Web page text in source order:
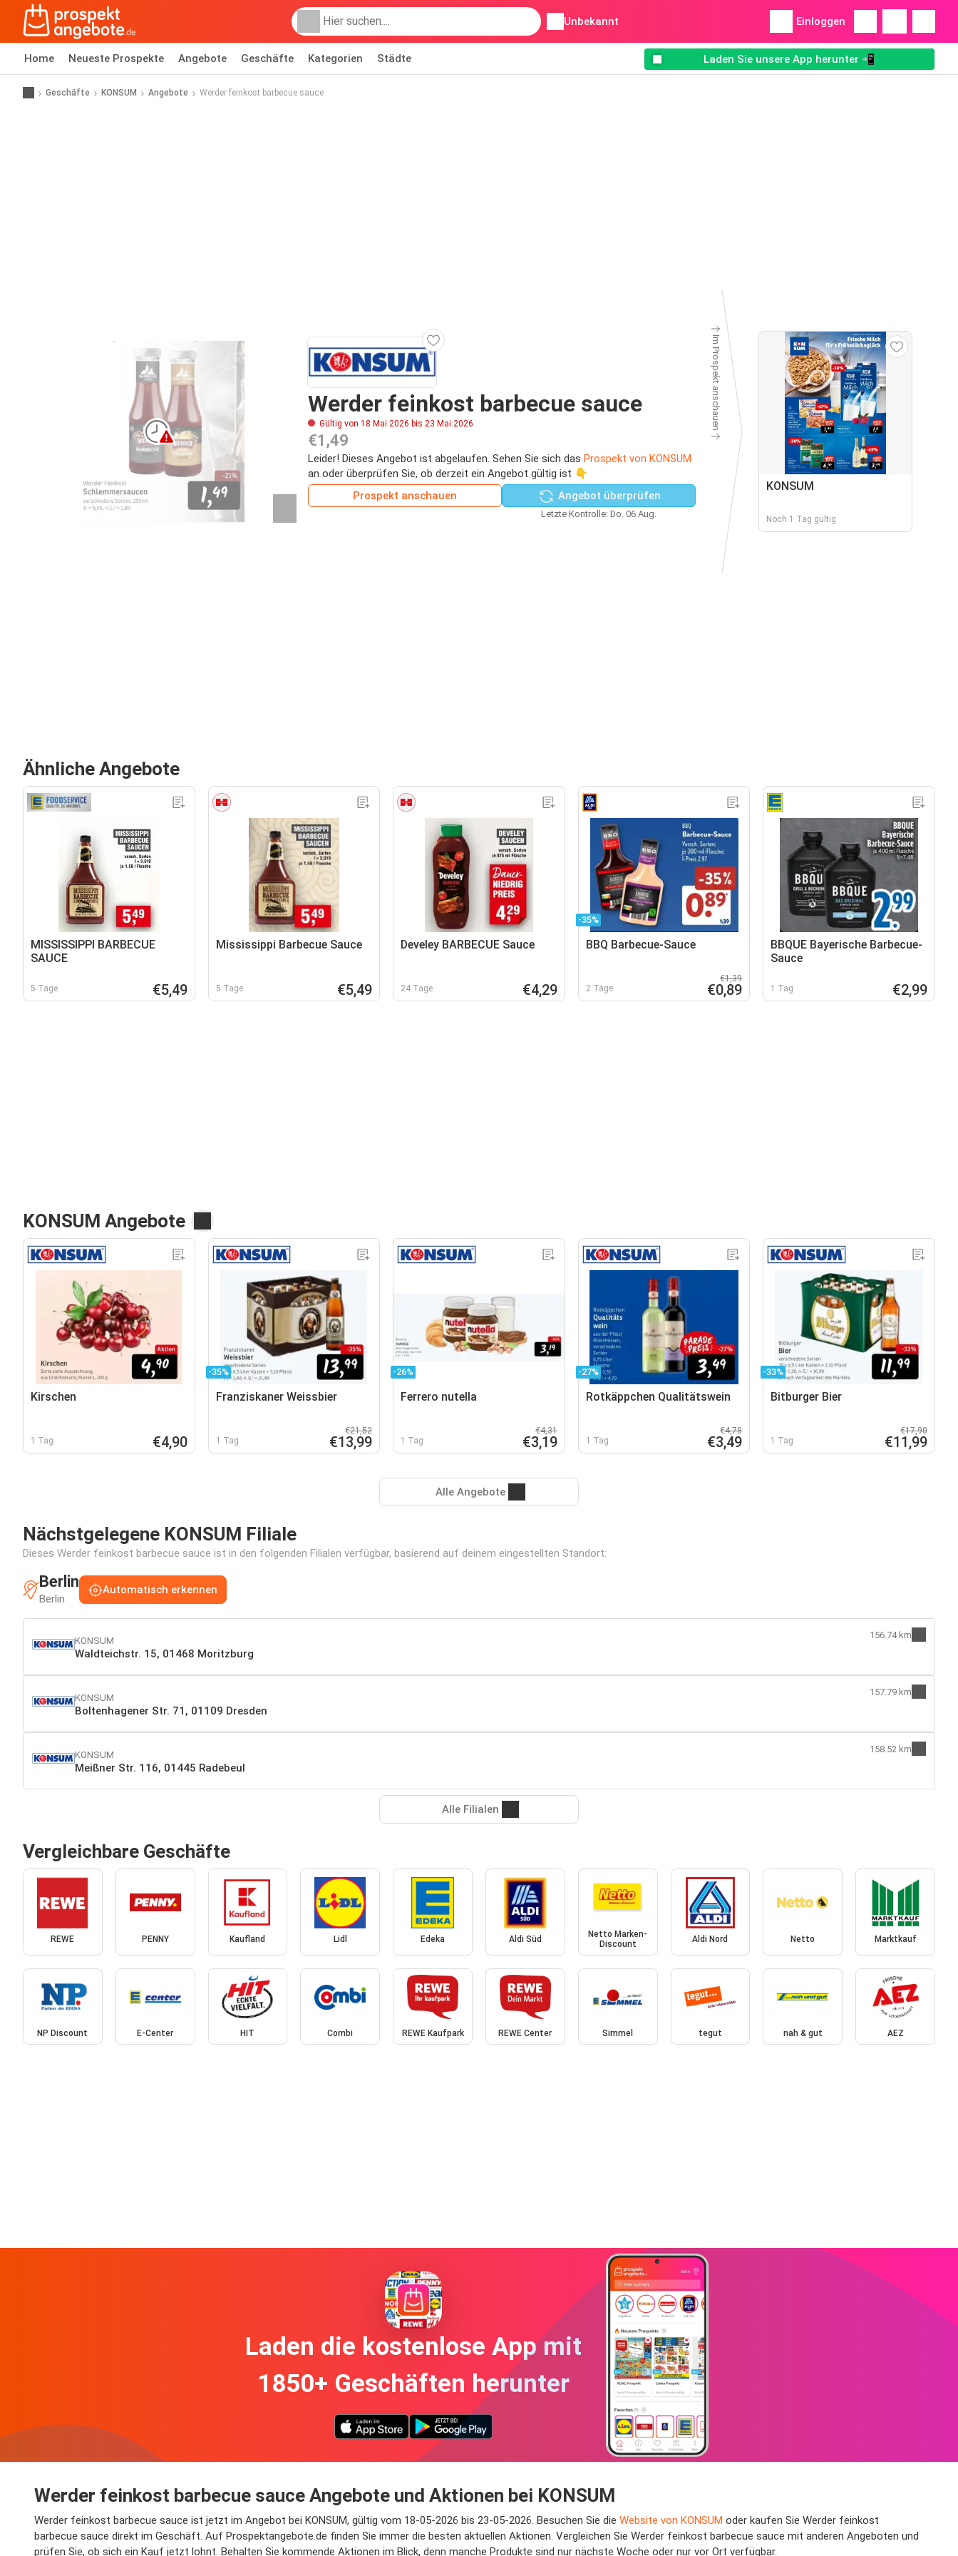
Unbekannt Einloggen
Home Neueste Prospekte Angebote Geschäfte Kategorien Städte Laden Sie unsere App herunter 📲
Geschäfte KONSUM Angebote Werder feinkost barbecue sauce
Werder feinkost barbecue sauce
Gültig von 18 Mai 2026 bis 23 Mai 2026
€1,49
Leider! Dieses Angebot ist abgelaufen. Sehen Sie sich das Prospekt von KONSUM
an oder überprüfen Sie, ob derzeit ein Angebot gültig ist 👇
Prospekt anschauen
Angebot überprüfen
Letzte Kontrolle: Do. 06 Aug.
Im Prospekt anschauen
KONSUM
Noch 1 Tag gültig
Ähnliche Angebote
MISSISSIPPI BARBECUE
SAUCE
5 Tage €5,49
Mississippi Barbecue Sauce
5 Tage €5,49
Develey BARBECUE Sauce
24 Tage €4,29
-35%
BBQ Barbecue-Sauce
2 Tage
€1,39
€0,89
BBQUE Bayerische Barbecue-
Sauce
1 Tag €2,99
KONSUM Angebote
Kirschen
1 Tag €4,90
-35%
Franziskaner Weissbier
1 Tag
€21,52
€13,99
-26%
Ferrero nutella
1 Tag
€4,31
€3,19
-27%
Rotkäppchen Qualitätswein
1 Tag
€4,78
€3,49
-33%
Bitburger Bier
1 Tag
€17,90
€11,99
Alle Angebote
Nächstgelegene KONSUM Filiale
Dieses Werder feinkost barbecue sauce ist in den folgenden Filialen verfügbar, basierend auf deinem eingestellten Standort:
Berlin
Berlin
Automatisch erkennen
KONSUM
Waldteichstr. 15, 01468 Moritzburg
156.74 km
KONSUM
Boltenhagener Str. 71, 01109 Dresden
157.79 km
KONSUM
Meißner Str. 116, 01445 Radebeul
158.52 km
Alle Filialen
Vergleichbare Geschäfte
REWE PENNY Kaufland Lidl Edeka Aldi Süd
Netto Marken-
Discount
Aldi Nord Netto Marktkauf
NP Discount E-Center HIT Combi REWE Kaufpark REWE Center Simmel tegut nah & gut AEZ
Laden die kostenlose App mit
1850+ Geschäften herunter
Werder feinkost barbecue sauce Angebote und Aktionen bei KONSUM
Werder feinkost barbecue sauce ist jetzt im Angebot bei KONSUM, gültig vom 18-05-2026 bis 23-05-2026. Besuchen Sie die Website von KONSUM oder kaufen Sie Werder feinkost
barbecue sauce direkt im Geschäft. Auf Prospektangebote.de finden Sie immer die besten aktuellen Aktionen. Vergleichen Sie Werder feinkost barbecue sauce mit anderen Angeboten und
prüfen Sie, ob sich ein Kauf jetzt lohnt. Behalten Sie kommende Aktionen im Blick, denn manche Produkte sind nur nächste Woche oder nur vor Ort verfügbar.